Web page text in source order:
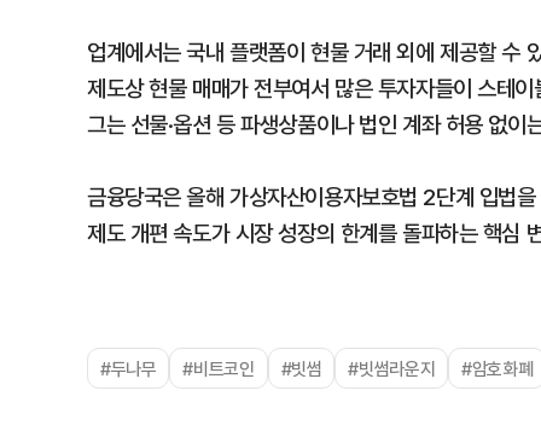
업계에서는 국내 플랫폼이 현물 거래 외에 제공할 수
제도상 현물 매매가 전부여서 많은 투자자들이 스테
그는 선물·옵션 등 파생상품이나 법인 계좌 허용 없
금융당국은 올해 가상자산이용자보호법 2단계 입법
제도 개편 속도가 시장 성장의 한계를 돌파하는 핵심
#두나무 #비트코인 #빗썸 #빗썸라운지 #암호화폐